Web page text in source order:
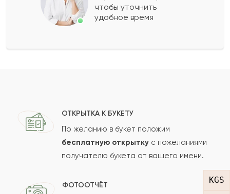
KGS
Ваш e-mail
Отзыв
чтобы уточнить
удобное время
ОТКРЫТКА К БУКЕТУ
По желанию в букет положим
бесплатную открытку с пожеланиями
получателю букета от вашего имени.
ФОТООТЧЁТ